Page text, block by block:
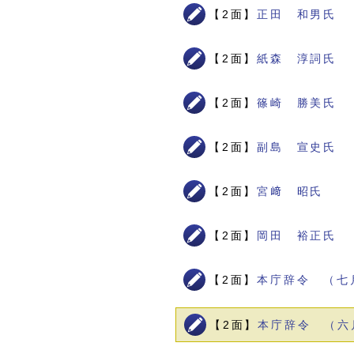
【2面】正田 和男氏
【2面】紙森 淳詞氏
【2面】篠崎 勝美氏
【2面】副島 宣史氏
【2面】宮﨑 昭氏
【2面】 岡田 裕正氏
【2面】本庁辞令 （七
【2面】本庁辞令 （六